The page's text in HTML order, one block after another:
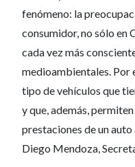
fenómeno: la
consumidor, no sólo en
cada vez más
medioambientales. Por
tipo de vehículos que
y que, además,
prestaciones de un
Diego Mendoza,